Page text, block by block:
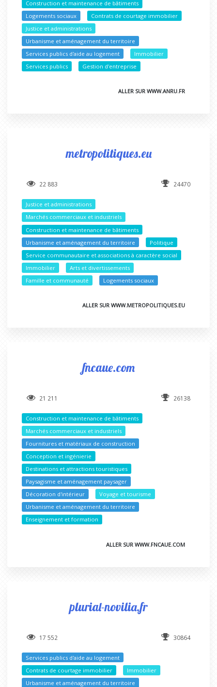
Construction et maintenance de bâtiments
Logements sociaux
Contrats de courtage immobilier
Justice et administrations
Urbanisme et aménagement du territoire
Services publics d'aide au logement
Immobilier
Services publics
Gestion d'entreprise
ALLER SUR WWW.ANRU.FR
metropolitiques.eu
22 883 24470
Justice et administrations
Marchés commerciaux et industriels
Construction et maintenance de bâtiments
Urbanisme et aménagement du territoire
Politique
Service communautaire et associations à caractère social
Immobilier
Arts et divertissements
Famille et communauté
Logements sociaux
ALLER SUR WWW.METROPOLITIQUES.EU
fncaue.com
21 211 26138
Construction et maintenance de bâtiments
Marchés commerciaux et industriels
Fournitures et matériaux de construction
Conception et ingénierie
Destinations et attractions touristiques
Paysagisme et aménagement paysager
Décoration d'intérieur
Voyage et tourisme
Urbanisme et aménagement du territoire
Enseignement et formation
ALLER SUR WWW.FNCAUE.COM
plurial-novilia.fr
17 552 30864
Services publics d'aide au logement
Contrats de courtage immobilier
Immobilier
Urbanisme et aménagement du territoire